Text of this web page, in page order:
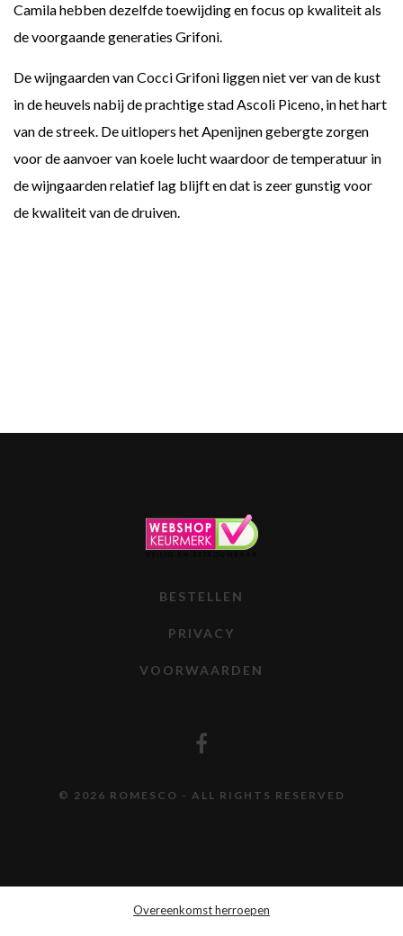
Camila hebben dezelfde toewijding en focus op kwaliteit als
de voorgaande generaties Grifoni.
De wijngaarden van Cocci Grifoni liggen niet ver van de kust
in de heuvels nabij de prachtige stad Ascoli Piceno, in het hart
van de streek. De uitlopers het Apenijnen gebergte zorgen
voor de aanvoer van koele lucht waardoor de temperatuur in
de wijngaarden relatief lag blijft en dat is zeer gunstig voor
de kwaliteit van de druiven.
BESTELLEN
PRIVACY
VOORWAARDEN
© 2026 ROMESCO - ALL RIGHTS RESERVED
Overeenkomst herroepen